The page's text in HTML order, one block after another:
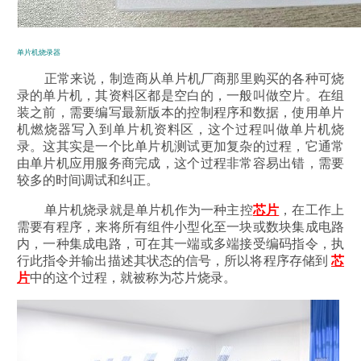
单片机烧录器
正常来说，制造商从单片机厂商那里购买的各种可烧
录的单片机，其资料区都是空白的，一般叫做空片。在组
装之前，需要编写最新版本的控制程序和数据，使用单片
机燃烧器写入到单片机资料区，这个过程叫做单片机烧
录。这其实是一个比单片机测试更加复杂的过程，它通常
由单片机应用服务商完成，这个过程非常容易出错，需要
较多的时间调试和纠正。
单片机烧录就是单片机作为一种主控芯片 ，在工作上
需要有程序，来将所有组件小型化至一块或数块集成电路
内，一种集成电路，可在其一端或多端接受编码指令，执
行此指令并输出描述其状态的信号，所以将程序存储到芯
片中的这个过程，就被称为芯片烧录。